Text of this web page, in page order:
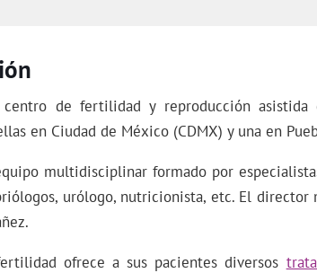
centro de fertilidad y reproducción
en Ciudad de México (CDMX) y una en
multidisciplinar formado por
urólogo, nutricionista, etc. El director
ofrece a sus pacientes diversos